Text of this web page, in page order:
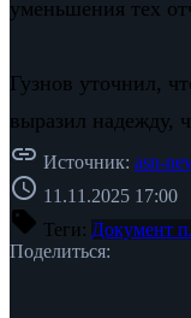
уменьшения тех
Гузнов уточнил,
выразил надежду,
link Источник: asn-
schedule 11.11.2025 17:00
sell Теги: Документ
Поделиться: